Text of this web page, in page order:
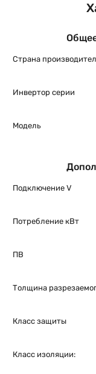
Страна
Инвертор серии
Модель
Подключение V
Потребление кВт
ПВ
Толщина
Класс защиты
Класс изоляции: